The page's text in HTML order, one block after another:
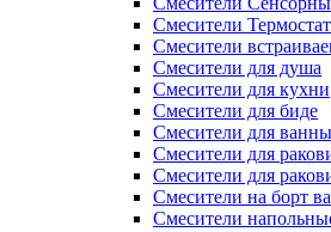
Смесители
Смесители
Смесители для душа
Смесители для кухни
Смесители для биде
Смесители для ванны
Смесители для
Смесители для
Смесители на борт
Смесители